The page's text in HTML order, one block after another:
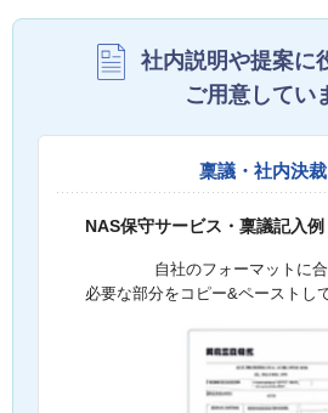
社内説明や提案に
ご用意してい
稟議・社内決
NAS保守サービス・稟議記入例
自社のフォーマットに合
必要な部分をコピー&ペーストし